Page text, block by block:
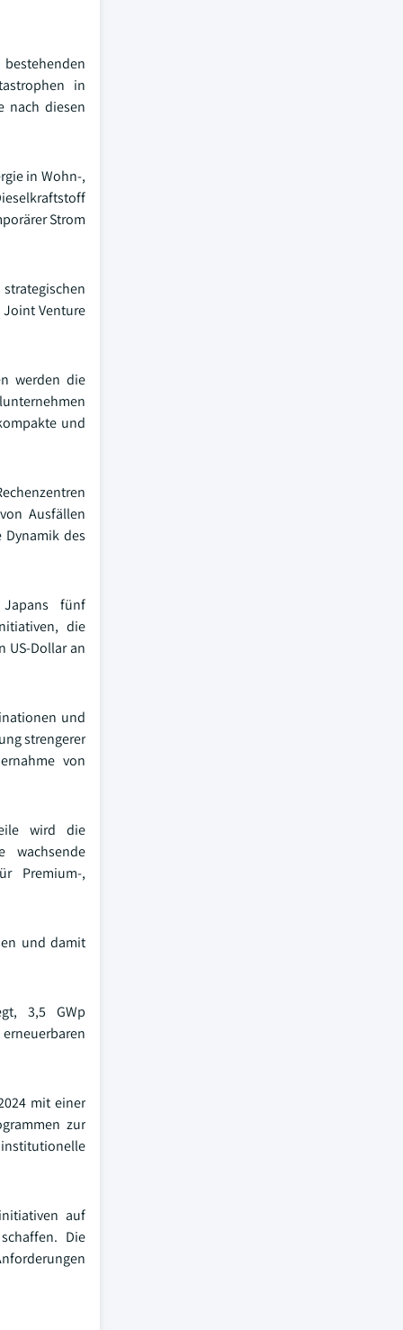
in
nach diesen
in Wohn-,
Strom
Venture
werden die
und
Ausfällen
des
fünf
die
US-Dollar an
und
strengerer
von
wird die
wachsende
Premium-,
und damit
3,5 GWp
mit einer
zur
auf
Die